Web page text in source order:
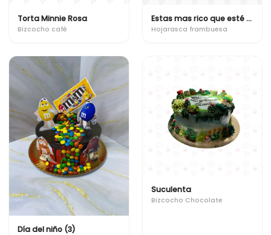
Torta Minnie Rosa
Bizcocho café
Estas mas rico que esté bizcocho!
Hojarasca frambuesa
Día del niño (3)
Suculenta
Bizcocho Chocolate